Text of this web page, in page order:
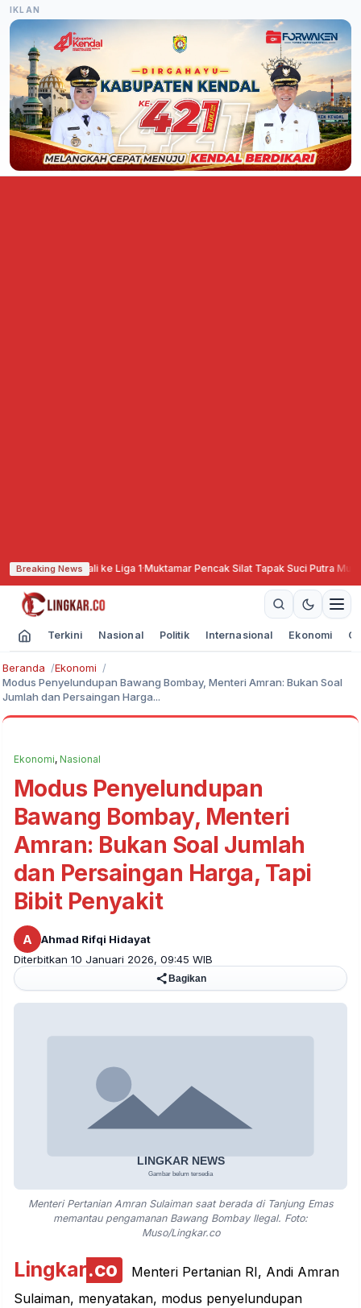
IKLAN
Breaking News
Kembali ke Liga 1· Muktamar Pencak Silat Tapak Suci Putra
Terkini Nasional Politik Internasional Ekonomi
Beranda
Ekonomi
Modus Penyelundupan Bawang Bombay, Menteri Amran: Bukan Soal
Jumlah dan Persaingan Harga...
Ekonomi, Nasional
Modus Penyelundupan
Bawang Bombay, Menteri
Amran: Bukan Soal Jumlah
dan Persaingan Harga, Tapi
Bibit Penyakit
A
Ahmad Rifqi Hidayat
Diterbitkan 10 Januari 2026, 09:45 WIB
Bagikan
Menteri Pertanian Amran Sulaiman saat berada di Tanjung Emas
memantau pengamanan Bawang Bombay Ilegal. Foto:
Muso/Lingkar.co
Lingkar.co Menteri PertanianRI, Andi Amran
Sulaiman, menyatakan, modus penyelundupan